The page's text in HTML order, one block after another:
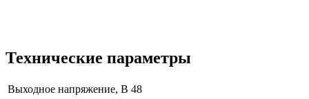
Технические параметры
Выходное напряжение, В 48